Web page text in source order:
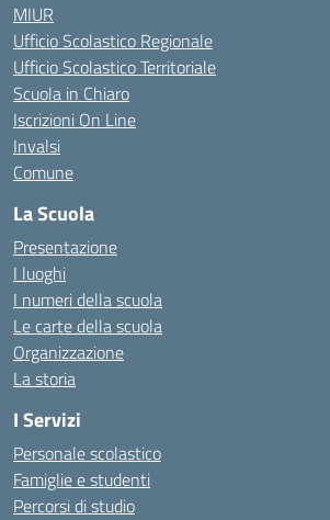
MIUR
Ufficio Scolastico Regionale
Ufficio Scolastico Territoriale
Scuola in Chiaro
Iscrizioni On Line
Invalsi
Comune
La Scuola
Presentazione
I luoghi
I numeri della scuola
Le carte della scuola
Organizzazione
La storia
I Servizi
Personale scolastico
Famiglie e studenti
Percorsi di studio